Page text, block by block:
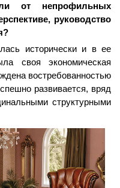
от непрофильных
руководство
исторически и в ее
своя экономическая
востребованностью
развивается, вряд
структурными